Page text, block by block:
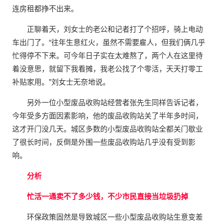
连房租都挣不出来。
正聊着天，刘女士的老公和记者打了个招呼，骑上电动
车出门了。“往年生意红火，虽然不需要雇人，但我们俩几乎
忙得停不下来。可今年日子实在太难熬了，两个人在这里待
着没意思，就留下我看摊，我老公找了个零活，天天打零工
补贴家用。”刘女士无奈地说。
另外一位小型废品收购站经营者张先生同样告诉记者，
今年受多方面因素影响，他的废品收购站关了半年多时间，
这才开门没几天。城区多数的小型废品收购站全都关门歇业
了很长时间，反倒是外围一些废品收购站几乎没有受到影
响。
分析
忙活一通卖不了多少钱，不少市民直接当垃圾扔掉
环保政策固然是导致城区一些小型废品收购站生意变差